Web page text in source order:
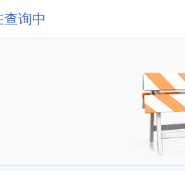
查询中